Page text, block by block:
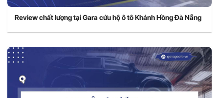
Review chất lượng tại Gara cứu hộ ô tô Khánh Hồng Đà Nẵng